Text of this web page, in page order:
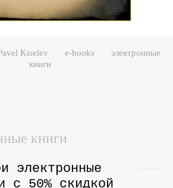
My books
Kiselev e-books
электронные
книги
книги
электронные
с 50% cкидкой